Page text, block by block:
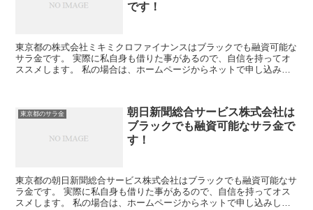
です！
東京都の株式会社ミキミクロファイナンスはブラックでも融資可能な
サラ金です。 実際に私自身も借りた事があるので、自信を持ってオ
ススメします。 私の場合は、ホームページからネットで申し込みし
東京都のサラ金
朝日新聞総合サービス株式会社は
ブラックでも融資可能なサラ金で
す！
東京都の朝日新聞総合サービス株式会社はブラックでも融資可能なサ
ラ金です。 実際に私自身も借りた事があるので、自信を持ってオス
スメします。 私の場合は、ホームページからネットで申し込みした